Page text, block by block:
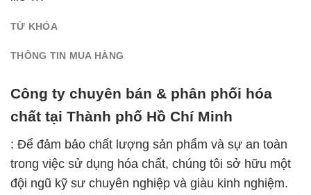
TỪ KHÓA
THÔNG TIN MUA HÀNG
Công ty chuyên bán & phân phối hóa
chất tại Thành phố Hồ Chí Minh
: Để đảm bảo chất lượng sản phẩm và sự an toàn
trong việc sử dụng hóa chất, chúng tôi sở hữu một
đội ngũ kỹ sư chuyên nghiệp và giàu kinh nghiệm.